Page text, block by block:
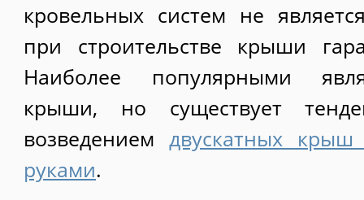
кровельных систем не
при строительстве крыши
Наиболее популярными
крыши, но существует
возведениемдвускатных
руками.